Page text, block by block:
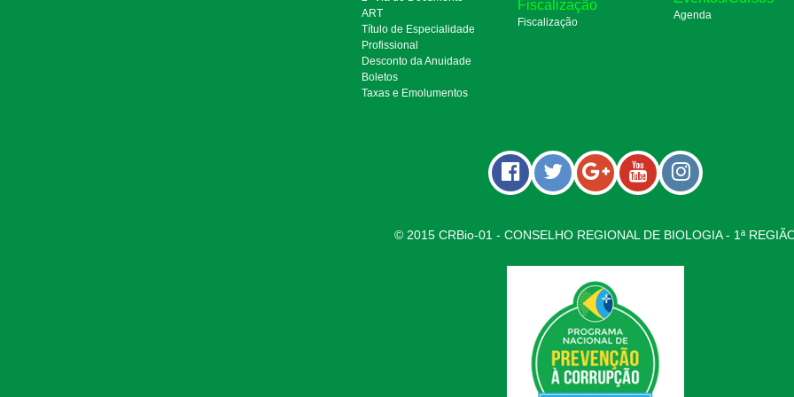
ART
Título de Especialidade
Profissional
Desconto da Anuidade
Boletos
Taxas e Emolumentos
Fiscalização
Fiscalização
Agenda
© 2015 CRBio-01 - CONSELHO REGIONAL DE BIOLOGIA - 1ª